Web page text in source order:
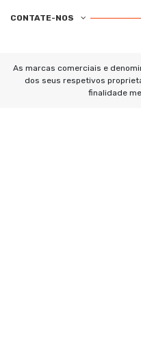
CONTATE-NOS
As marcas comerciais e
dos seus respetivos
finalidade